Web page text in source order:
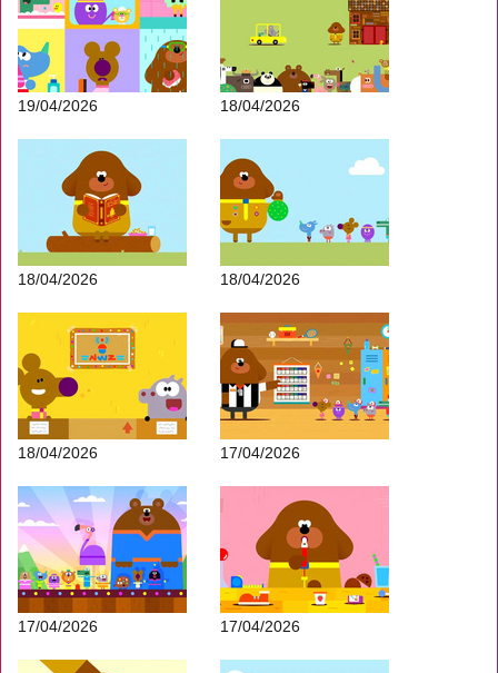
19/04/2026 18/04/2026
18/04/2026 18/04/2026
18/04/2026 17/04/2026
17/04/2026 17/04/2026